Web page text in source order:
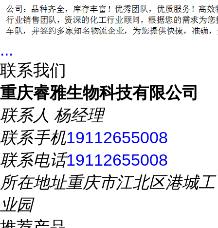
...
联系我们
重庆睿雅生物科技有限公司
联系人 杨经理
联系手机19112655008
联系电话19112655008
所在地址重庆市江北区港城工
业园